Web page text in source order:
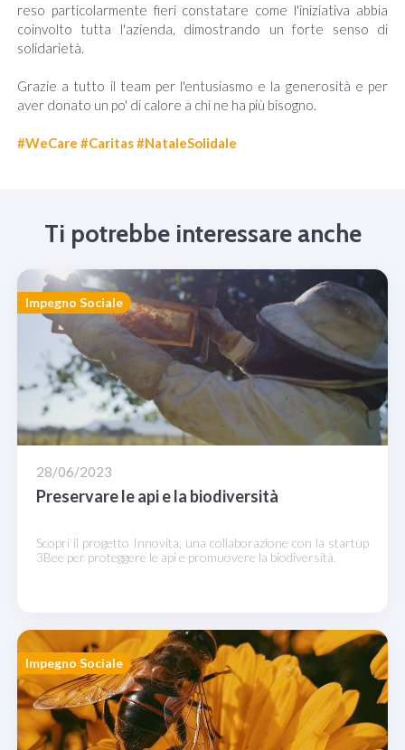
reso particolarmente fieri constatare come l'iniziativa abbia
coinvolto tutta l'azienda, dimostrando un forte senso di
solidarietà.
Grazie a tutto il team per l'entusiasmo e la generosità e per
aver donato un po' di calore a chi ne ha più bisogno.
#WeCare #Caritas#NataleSolidale
Ti potrebbe interessare anche
Impegno Sociale
28/06/2023
Preservare le api e la biodiversità
Scopri il progetto Innovita, una collaborazione con la startup
3Bee per proteggere le api e promuovere la biodiversità.
Impegno Sociale